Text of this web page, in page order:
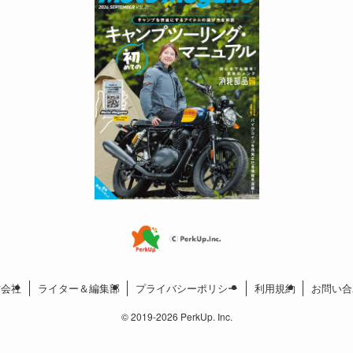
社 ライター＆編集部 プライバシーポリシー 利用規約 お問い
©2019-2026 PerkUp. Inc.